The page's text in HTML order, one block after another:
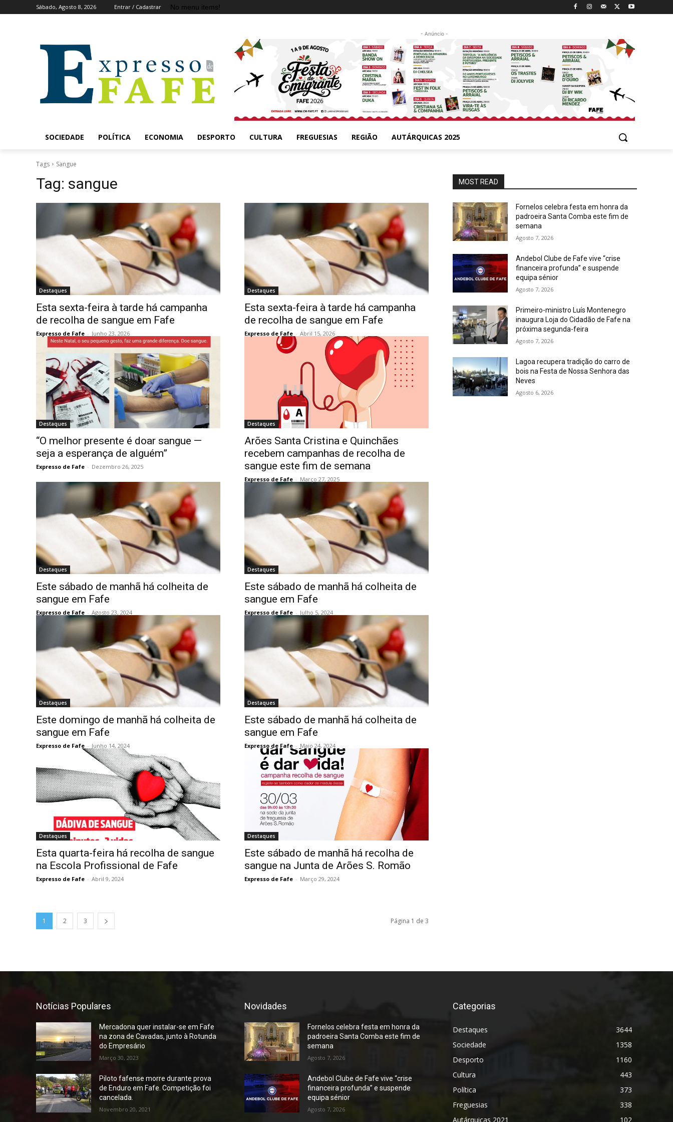
Sábado, Agosto 8, 2026 Entrar / Cadastrar No menu items!
- Anúncio -
SOCIEDADE POLÍTICA ECONOMIA DESPORTO CULTURA FREGUESIAS REGIÃO AUTÁRQUICAS 2025
Tags Sangue
Tag: sangue
Destaques
Esta sexta-feira à tarde há campanha
de recolha de sangue em Fafe
Expresso de Fafe - Junho 23, 2026
Destaques
Esta sexta-feira à tarde há campanha
de recolha de sangue em Fafe
Expresso de Fafe - Abril 15, 2026
Destaques
“O melhor presente é doar sangue —
seja a esperança de alguém”
Expresso de Fafe - Dezembro 26, 2025
Destaques
Arões Santa Cristina e Quinchães
recebem campanhas de recolha de
sangue este fim de semana
Expresso de Fafe - Março 27, 2025
Destaques
Este sábado de manhã há colheita de
sangue em Fafe
Expresso de Fafe - Agosto 23, 2024
Destaques
Este sábado de manhã há colheita de
sangue em Fafe
Expresso de Fafe - Julho 5, 2024
Destaques
Este domingo de manhã há colheita de
sangue em Fafe
Expresso de Fafe - Junho 14, 2024
Destaques
Este sábado de manhã há colheita de
sangue em Fafe
Expresso de Fafe - Maio 24, 2024
Destaques
Esta quarta-feira há recolha de sangue
na Escola Profissional de Fafe
Expresso de Fafe - Abril 9, 2024
Destaques
Este sábado de manhã há recolha de
sangue na Junta de Arões S. Romão
Expresso de Fafe - Março 29, 2024
1 2 3 Página 1 de 3
MOST READ
Fornelos celebra festa em honra da
padroeira Santa Comba este fim de
semana
Agosto 7, 2026
Andebol Clube de Fafe vive “crise
financeira profunda” e suspende
equipa sénior
Agosto 7, 2026
Primeiro-ministro Luís Montenegro
inaugura Loja do Cidadão de Fafe na
próxima segunda-feira
Agosto 7, 2026
Lagoa recupera tradição do carro de
bois na Festa de Nossa Senhora das
Neves
Agosto 6, 2026
Notícias Populares
Mercadona quer instalar-se em Fafe
na zona de Cavadas, junto à Rotunda
do Empresário
Março 30, 2023
Piloto fafense morre durante prova
de Enduro em Fafe. Competição foi
cancelada.
Novembro 20, 2021
Novidades
Fornelos celebra festa em honra da
padroeira Santa Comba este fim de
semana
Agosto 7, 2026
Andebol Clube de Fafe vive “crise
financeira profunda” e suspende
equipa sénior
Agosto 7, 2026
Categorias
Destaques
3644
Sociedade
1358
Desporto
1160
Cultura
443
Política
373
Freguesias
338
Autárquicas 2021
102